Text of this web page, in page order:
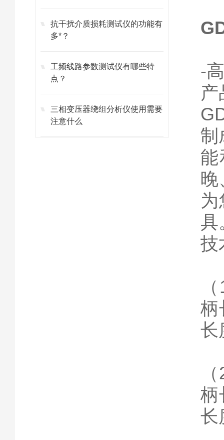
抗干扰介质损耗测试仪的功能有
多*？
工频线路参数测试仪有哪些特
点？
三相变压器绕组分析仪使用需要
注意什么
-
产
制
能
晚
具
技
柄
柄